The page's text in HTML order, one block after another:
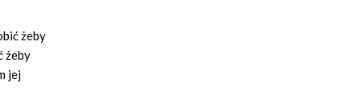
żeby
żeby
jej